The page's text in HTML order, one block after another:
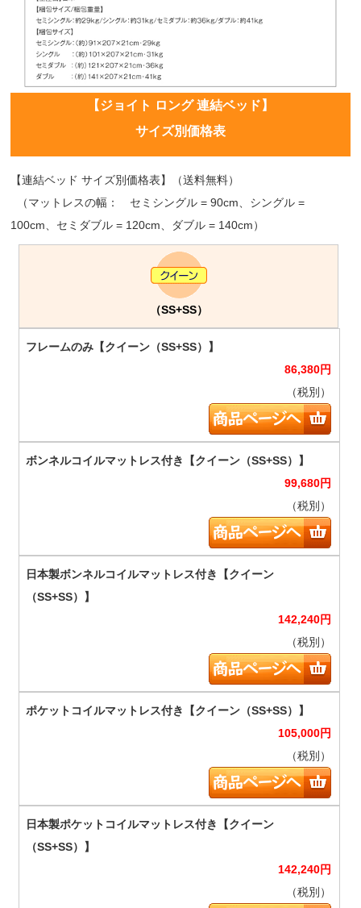
【ジョイト ロング 連結ベッド】
サイズ別価格表
【連結ベッド サイズ別価格表】（送料無料）
（マットレスの幅： セミシングル = 90cm、シングル =
100cm、セミダブル = 120cm、ダブル = 140cm）
（SS+SS）
86,380円
（税別）
99,680円
（税別）
142,240円
（税別）
105,000円
（税別）
142,240円
（税別）